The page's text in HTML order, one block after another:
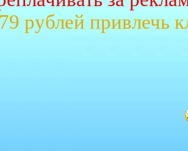
79 рублей привлечь